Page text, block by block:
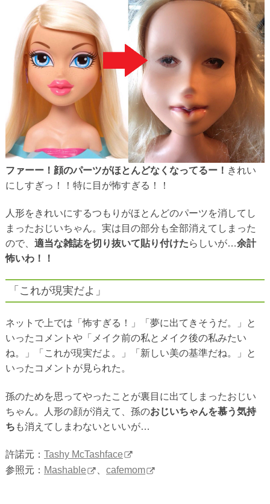
ファーー！顔のパーツがほとんどなくなってるー！ きれい
にしすぎっ！！特に目が怖すぎる！！
人形をきれいにするつもりがほとんどのパーツを消してし
まったおじいちゃん。実は目の部分も全部消えてしまった
ので、 適当な雑誌を切り抜いて貼り付けたらしいが…余計
怖いわ！！
「これが現実だよ」
ネットで上では「怖すぎる！」「夢に出てきそうだ。」と
いったコメントや「メイク前の私とメイク後の私みたい
ね。」「これが現実だよ。」「新しい美の基準だね。」と
いったコメントが見られた。
孫のためを思ってやったことが裏目に出てしまったおじい
ちゃん。人形の顔が消えて、孫のおじいちゃんを慕う気持
ち も消えてしまわないといいが…
許諾元： Tashy McTashface
参照元： Mashable 、cafemom